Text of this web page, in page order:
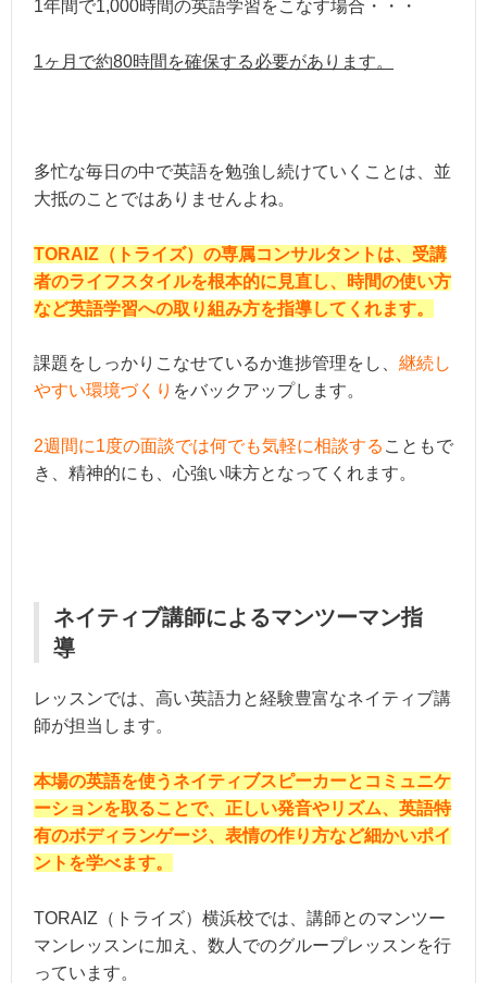
1年間で1,000時間の英語学習をこなす場合・・・
1ヶ月で約80時間を確保する必要があります。
多忙な毎日の中で英語を勉強し続けていくことは、並
大抵のことではありませんよね。
TORAIZ（トライズ）の専属コンサルタントは、受講
者のライフスタイルを根本的に見直し、時間の使い方
など英語学習への取り組み方を指導してくれます。
課題をしっかりこなせているか進捗管理をし、 継続し
やすい環境づくり をバックアップします。
2週間に1度の面談では何でも気軽に相談する こともで
き、精神的にも、心強い味方となってくれます。
ネイティブ講師によるマンツーマン指
導
レッスンでは、高い英語力と経験豊富なネイティブ講
師が担当します。
本場の英語を使うネイティブスピーカーとコミュニケ
ーションを取ることで、正しい発音やリズム、英語特
有のボディランゲージ、表情の作り方など細かいポイ
ントを学べます。
TORAIZ（トライズ）横浜校では、講師とのマンツー
マンレッスンに加え、数人でのグループレッスンを行
っています。